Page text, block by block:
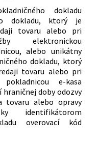
dokladu
dokladu, ktorý je
tovaru alebo pri
elektronickou
alebo unikátny
dokladu, ktorý
tovaru alebo pri
e-kasa
doby odozvy
tovaru alebo opravy
identifikátorom
overovací kód